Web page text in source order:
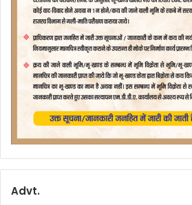
Advt.